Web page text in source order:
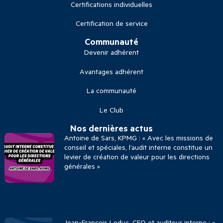
Certifications individuelles
Certification de service
Communauté
Devenir adhérent
Avantages adhérent
La communauté
Le Club
Nos dernières actus
Antoine de Sars, KPMG : « Avec les missions de
conseil et spéciales, l’audit interne constitue un
levier de création de valeur pour les directions
générales »